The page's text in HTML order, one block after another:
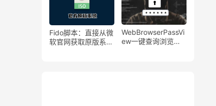
Fido脚本：直接从微
软官网获取原版系统
WebBrowserPassVi
ew一键查询浏览器